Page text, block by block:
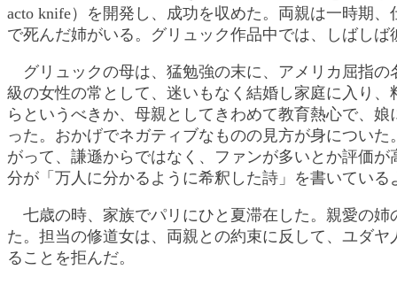
acto knife）を開発し、成功を収めた。両親は一時期
で死んだ姉がいる。グリュック作品中では、しばし
グリュックの母は、猛勉強の末に、アメリカ屈指
級の女性の常として、迷いもなく結婚し家庭に入り
らというべきか、母親としてきわめて教育熱心で、
った。おかげでネガティブなものの見方が身につい
がって、謙遜からではなく、ファンが多いとか評価
分が「万人に分かるように希釈した詩」を書いてい
七歳の時、家族でパリにひと夏滞在した。親愛の
た。担当の修道女は、両親との約束に反して、ユダ
ることを拒んだ。